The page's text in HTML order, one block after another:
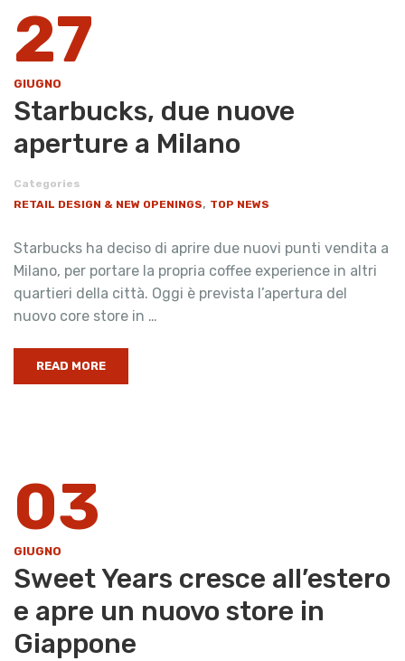
27
GIUGNO
Starbucks, due nuove
aperture a Milano
Categories
RETAIL DESIGN & NEW OPENINGS, TOP NEWS
Starbucks ha deciso di aprire due nuovi punti vendita a
Milano, per portare la propria coffee experience in altri
quartieri della città. Oggi è prevista l’apertura del
nuovo core store in …
READ MORE
03
GIUGNO
Sweet Years cresce all’estero
e apre un nuovo store in
Giappone